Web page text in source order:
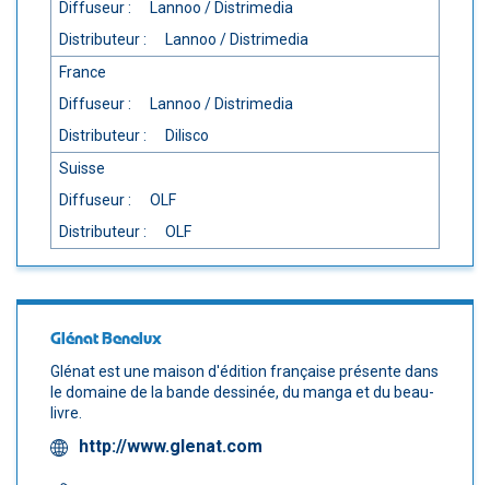
Diffuseur :
Lannoo / Distrimedia
Distributeur :
Lannoo / Distrimedia
France
Diffuseur :
Lannoo / Distrimedia
Distributeur :
Dilisco
Suisse
Diffuseur :
OLF
Distributeur :
OLF
Glénat Benelux
Glénat est une maison d'édition française présente dans
le domaine de la bande dessinée, du manga et du beau-
livre.
http://www.glenat.com